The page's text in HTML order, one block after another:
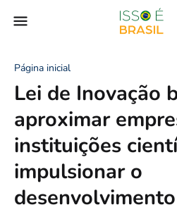
Página inicial
Lei de Inovação
aproximar
instituições
impulsionar o
desenvolvimento